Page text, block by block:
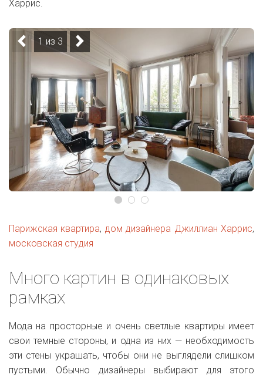
Харрис.
1 из 3
Парижская квартира, дом дизайнера Джиллиан Харрис,
московская студия
Много картин в одинаковых
рамках
Мода на просторные и очень светлые квартиры имеет
свои темные стороны, и одна из них — необходимость
эти стены украшать, чтобы они не выглядели слишком
пустыми. Обычно дизайнеры выбирают для этого